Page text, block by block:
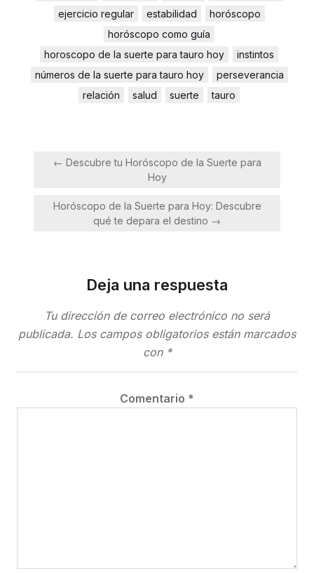
ejercicio regular
estabilidad
horóscopo
horóscopo como guía
horoscopo de la suerte para tauro hoy
instintos
números de la suerte para tauro hoy
perseverancia
relación
salud suerte tauro
Navegación
← Descubre tu Horóscopo de la Suerte para
Hoy
Horóscopo de la Suerte para Hoy: Descubre
qué te depara el destino →
Deja una respuesta
Tu dirección de correo electrónico no será
publicada. Los campos obligatorios están marcados
con *
Comentario *